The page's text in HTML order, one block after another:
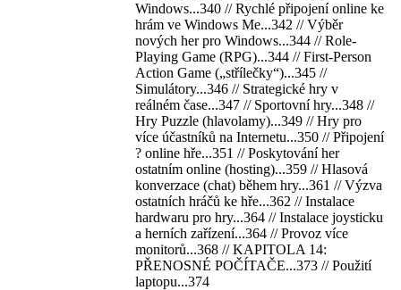
Windows...340 // Rychlé připojení online ke
hrám ve Windows Me...342 // Výběr
nových her pro Windows...344 // Role-
Playing Game (RPG)...344 // First-Person
Action Game („střílečky“)...345 //
Simulátory...346 // Strategické hry v
reálném čase...347 // Sportovní hry...348 //
Hry Puzzle (hlavolamy)...349 // Hry pro
více účastníků na Internetu...350 // Připojení
? online hře...351 // Poskytování her
ostatním online (hosting)...359 // Hlasová
konverzace (chat) během hry...361 // Výzva
ostatních hráčů ke hře...362 // Instalace
hardwaru pro hry...364 // Instalace joysticku
a herních zařízení...364 // Provoz více
monitorů...368 // KAPITOLA 14:
PŘENOSNÉ POČÍTAČE...373 // Použití
laptopu...374